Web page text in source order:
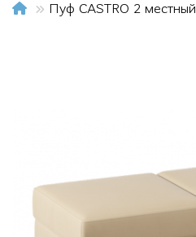
Пуф CASTRO 2 местный